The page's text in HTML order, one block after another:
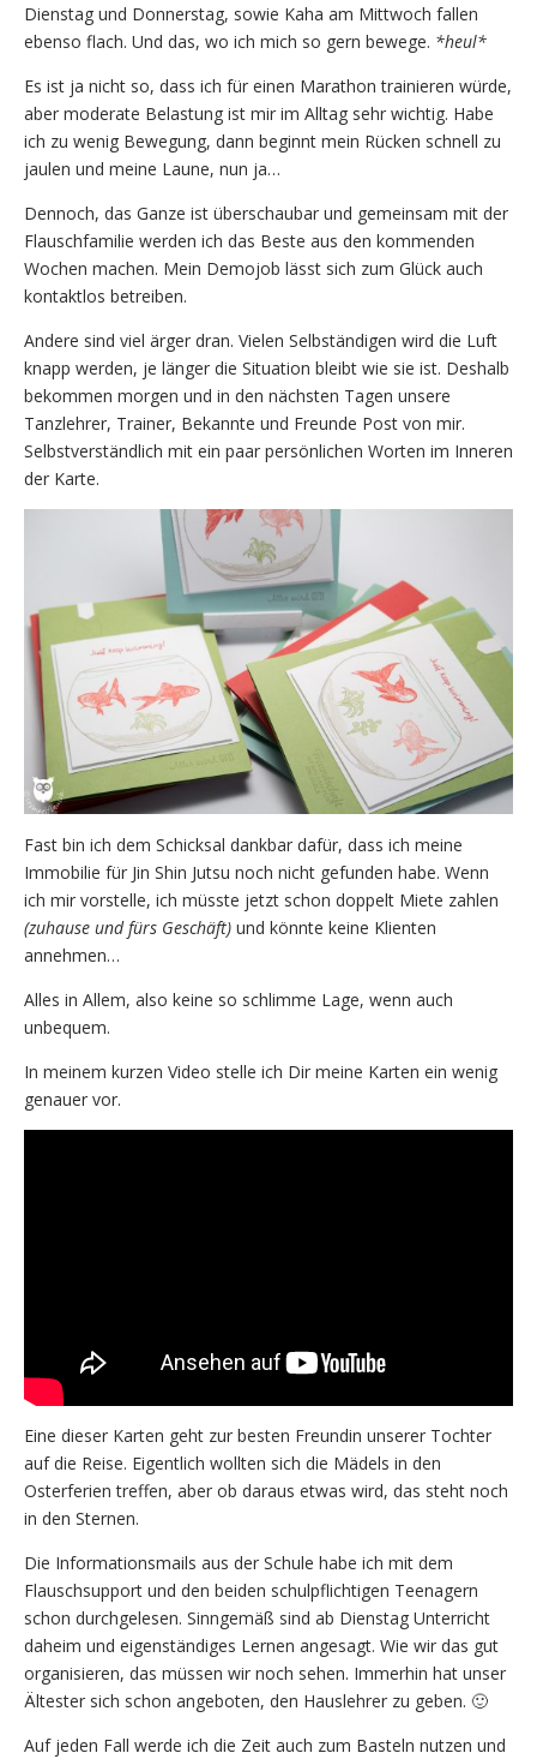
Dienstag und Donnerstag, sowie Kaha am Mittwoch fallen
ebenso flach. Und das, wo ich mich so gern bewege. *heul*
Es ist ja nicht so, dass ich für einen Marathon trainieren würde,
aber moderate Belastung ist mir im Alltag sehr wichtig. Habe
ich zu wenig Bewegung, dann beginnt mein Rücken schnell zu
jaulen und meine Laune, nun ja…
Dennoch, das Ganze ist überschaubar und gemeinsam mit der
Flauschfamilie werden ich das Beste aus den kommenden
Wochen machen. Mein Demojob lässt sich zum Glück auch
kontaktlos betreiben.
Andere sind viel ärger dran. Vielen Selbständigen wird die Luft
knapp werden, je länger die Situation bleibt wie sie ist. Deshalb
bekommen morgen und in den nächsten Tagen unsere
Tanzlehrer, Trainer, Bekannte und Freunde Post von mir.
Selbstverständlich mit ein paar persönlichen Worten im Inneren
der Karte.
Fast bin ich dem Schicksal dankbar dafür, dass ich meine
Immobilie für Jin Shin Jutsu noch nicht gefunden habe. Wenn
ich mir vorstelle, ich müsste jetzt schon doppelt Miete zahlen
(zuhause und fürs Geschäft) und könnte keine Klienten
annehmen…
Alles in Allem, also keine so schlimme Lage, wenn auch
unbequem.
In meinem kurzen Video stelle ich Dir meine Karten ein wenig
genauer vor.
Eine dieser Karten geht zur besten Freundin unserer Tochter
auf die Reise. Eigentlich wollten sich die Mädels in den
Osterferien treffen, aber ob daraus etwas wird, das steht noch
in den Sternen.
Die Informationsmails aus der Schule habe ich mit dem
Flauschsupport und den beiden schulpflichtigen Teenagern
schon durchgelesen. Sinngemäß sind ab Dienstag Unterricht
daheim und eigenständiges Lernen angesagt. Wie wir das gut
organisieren, das müssen wir noch sehen. Immerhin hat unser
Ältester sich schon angeboten, den Hauslehrer zu geben. 🙂
Auf jeden Fall werde ich die Zeit auch zum Basteln nutzen und